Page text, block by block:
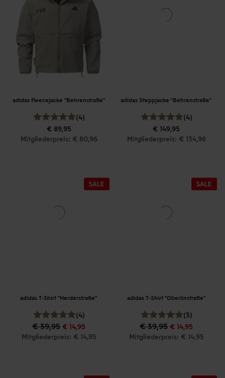
adidas Fleecejacke "Behrenstraße"
(4)
€ 89,95
Mitgliederpreis: € 80,96
adidas Steppjacke "Behrenstraße"
(4)
€ 149,95
Mitgliederpreis: € 134,96
adidas T-Shirt "Herderstraße"
(4)
€ 39,95 € 14,95
Mitgliederpreis: € 14,95
adidas T-Shirt "Oberlinstraße"
(3)
€ 39,95 € 14,95
Mitgliederpreis: € 14,95